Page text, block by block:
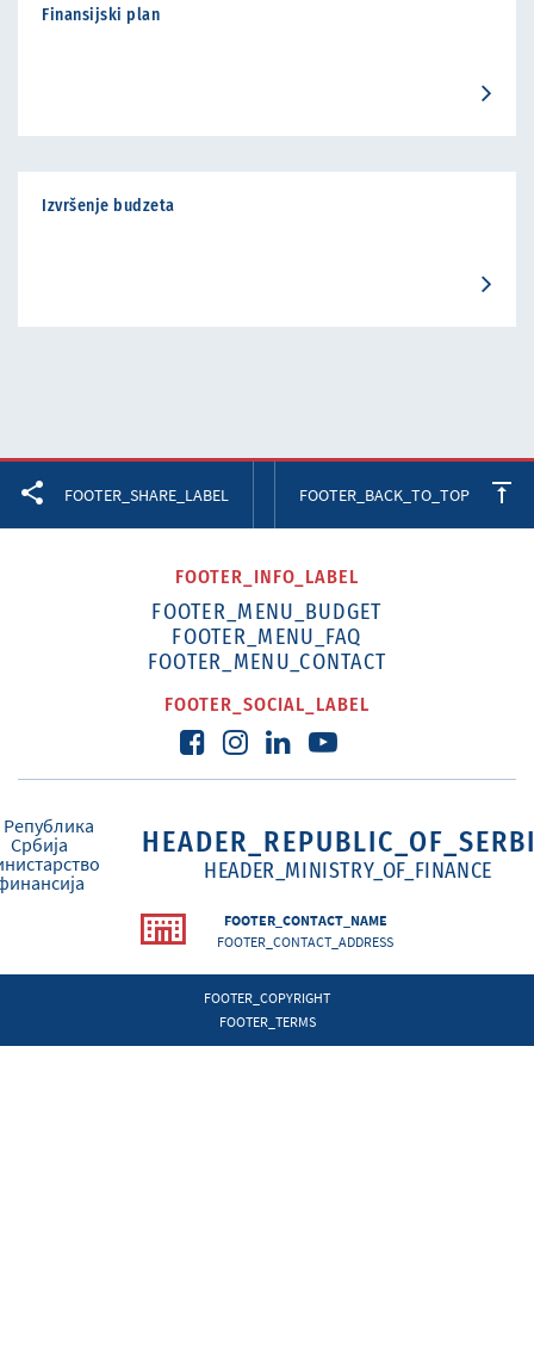
Finansijski plan
Izvršenje budzeta
FOOTER_SHARE_LABEL FOOTER_BACK_TO_TOP
FOOTER_INFO_LABEL
FOOTER_MENU_BUDGET
FOOTER_MENU_FAQ
FOOTER_MENU_CONTACT
FOOTER_SOCIAL_LABEL
HEADER_MINISTRY_OF_FINANCE
FOOTER_CONTACT_NAME
FOOTER_CONTACT_ADDRESS
FOOTER_COPYRIGHT
FOOTER_TERMS